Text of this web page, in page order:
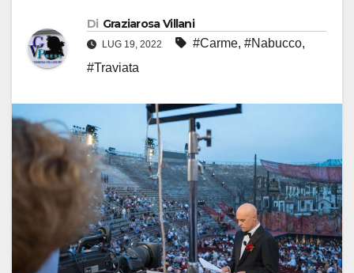
Di Graziarosa Villani
LUG 19, 2022 #Carme, #Nabucco,
#Traviata